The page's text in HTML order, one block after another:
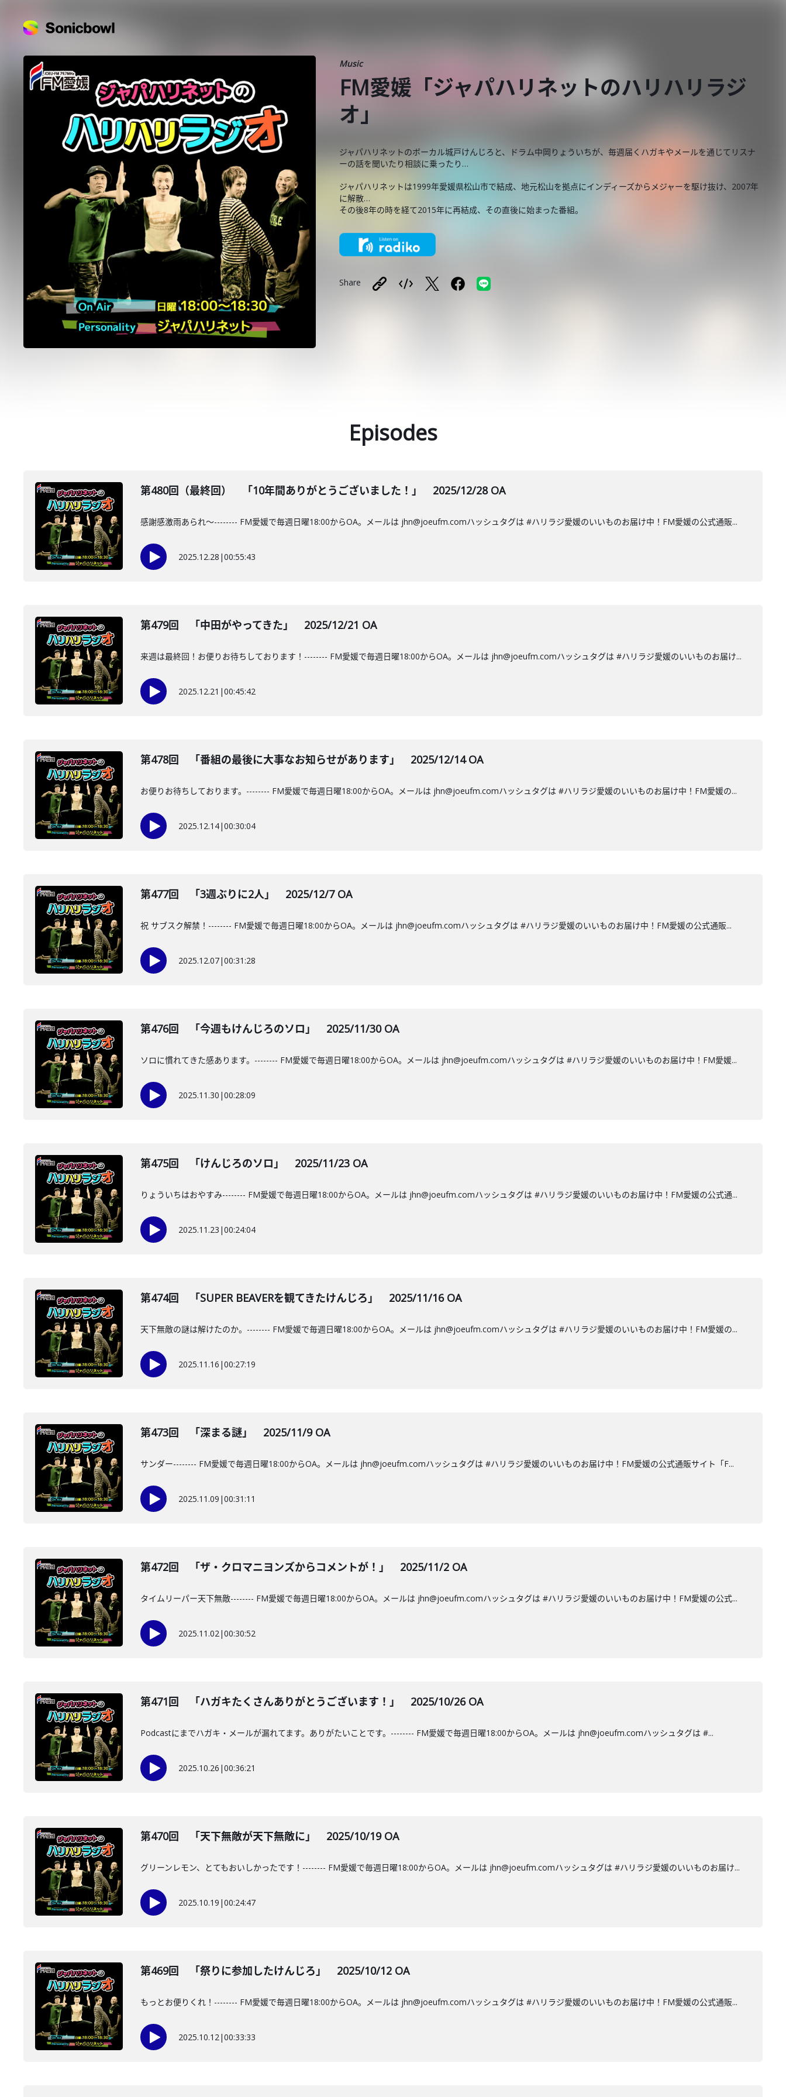
Music
FM愛媛「ジャパハリネットのハリハリラジ
オ」
ジャパハリネットのボーカル城戸けんじろと、ドラム中岡りょういちが、毎週届くハガキやメールを通じてリスナ
ーの話を聞いたり相談に乗ったり…
ジャパハリネットは1999年愛媛県松山市で結成、地元松山を拠点にインディーズからメジャーを駆け抜け、2007年
に解散…
その後8年の時を経て2015年に再結成、その直後に始まった番組。
Share
Episodes
第480回（最終回） 「10年間ありがとうございました！」 2025/12/28 OA
感謝感激雨あられ～-------- FM愛媛で毎週日曜18:00からOA。メールは jhn@joeufm.comハッシュタグは #ハリラジ愛媛のいいものお届け中！FM愛媛の公式通販...
2025.12.28 |00:55:43
第479回 「中田がやってきた」 2025/12/21 OA
来週は最終回！お便りお待ちしております！-------- FM愛媛で毎週日曜18:00からOA。メールは jhn@joeufm.comハッシュタグは #ハリラジ愛媛のいいものお届け...
2025.12.21 |00:45:42
第478回 「番組の最後に大事なお知らせがあります」 2025/12/14 OA
お便りお待ちしております。-------- FM愛媛で毎週日曜18:00からOA。メールは jhn@joeufm.comハッシュタグは #ハリラジ愛媛のいいものお届け中！FM愛媛の...
2025.12.14|00:30:04
第477回 「3週ぶりに2人」 2025/12/7 OA
祝 サブスク解禁！-------- FM愛媛で毎週日曜18:00からOA。メールは jhn@joeufm.comハッシュタグは #ハリラジ愛媛のいいものお届け中！FM愛媛の公式通販...
2025.12.07|00:31:28
第476回 「今週もけんじろのソロ」 2025/11/30 OA
ソロに慣れてきた感あります。-------- FM愛媛で毎週日曜18:00からOA。メールは jhn@joeufm.comハッシュタグは #ハリラジ愛媛のいいものお届け中！FM愛媛...
2025.11.30 |00:28:09
第475回 「けんじろのソロ」 2025/11/23 OA
りょういちはおやすみ-------- FM愛媛で毎週日曜18:00からOA。メールは jhn@joeufm.comハッシュタグは #ハリラジ愛媛のいいものお届け中！FM愛媛の公式通...
2025.11.23 |00:24:04
第474回 「SUPER BEAVERを観てきたけんじろ」 2025/11/16 OA
天下無敵の謎は解けたのか。-------- FM愛媛で毎週日曜18:00からOA。メールは jhn@joeufm.comハッシュタグは #ハリラジ愛媛のいいものお届け中！FM愛媛の...
2025.11.16 |00:27:19
第473回 「深まる謎」 2025/11/9 OA
サンダー-------- FM愛媛で毎週日曜18:00からOA。メールは jhn@joeufm.comハッシュタグは #ハリラジ愛媛のいいものお届け中！FM愛媛の公式通販サイト「F...
2025.11.09 |00:31:11
第472回 「ザ・クロマニヨンズからコメントが！」 2025/11/2 OA
タイムリーパー天下無敵-------- FM愛媛で毎週日曜18:00からOA。メールは jhn@joeufm.comハッシュタグは #ハリラジ愛媛のいいものお届け中！FM愛媛の公式...
2025.11.02|00:30:52
第471回 「ハガキたくさんありがとうございます！」 2025/10/26 OA
Podcastにまでハガキ・メールが漏れてます。ありがたいことです。-------- FM愛媛で毎週日曜18:00からOA。メールは jhn@joeufm.comハッシュタグは #...
2025.10.26 |00:36:21
第470回 「天下無敵が天下無敵に」 2025/10/19 OA
グリーンレモン、とてもおいしかったです！-------- FM愛媛で毎週日曜18:00からOA。メールは jhn@joeufm.comハッシュタグは #ハリラジ愛媛のいいものお届け...
2025.10.19 |00:24:47
第469回 「祭りに参加したけんじろ」 2025/10/12 OA
もっとお便りくれ！-------- FM愛媛で毎週日曜18:00からOA。メールは jhn@joeufm.comハッシュタグは #ハリラジ愛媛のいいものお届け中！FM愛媛の公式通販...
2025.10.12|00:33:33